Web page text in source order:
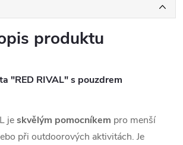
produktu
"RED RIVAL" s pouzdrem
jeskvělým pomocníkem pro menší
při outdoorových aktivitách. Je